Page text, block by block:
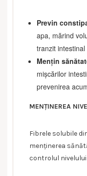
Previn
apa, mărind
tranzit
Mențin
mișcărilor
prevenirea
MENȚINEREA
Fibrele solubile
menținerea
controlul